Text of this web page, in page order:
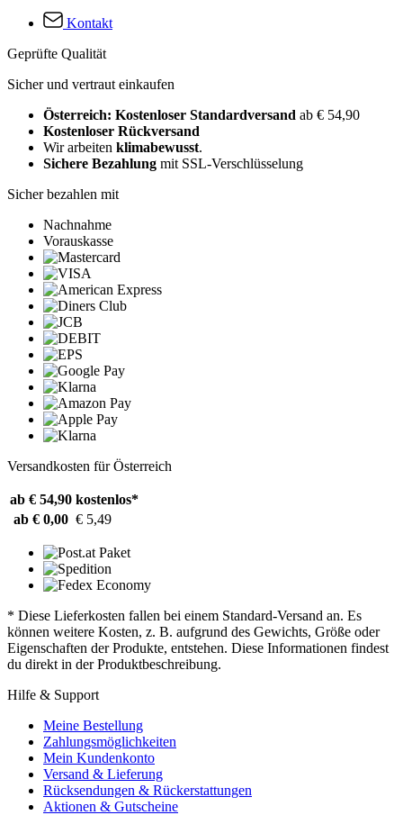
Kontakt
Geprüfte Qualität
Sicher und vertraut einkaufen
Österreich: Kostenloser Standardversand ab € 54,90
Kostenloser Rückversand
Wir arbeiten klimabewusst.
Sichere Bezahlung mit SSL-Verschlüsselung
Sicher bezahlen mit
Nachnahme
Vorauskasse
Versandkosten für Österreich
ab € 54,90 kostenlos*
ab € 0,00 € 5,49
* Diese Lieferkosten fallen bei einem Standard-Versand an. Es
können weitere Kosten, z. B. aufgrund des Gewichts, Größe oder
Eigenschaften der Produkte, entstehen. Diese Informationen findest
du direkt in der Produktbeschreibung.
Hilfe & Support
Meine Bestellung
Zahlungsmöglichkeiten
Mein Kundenkonto
Versand & Lieferung
Rücksendungen & Rückerstattungen
Aktionen & Gutscheine